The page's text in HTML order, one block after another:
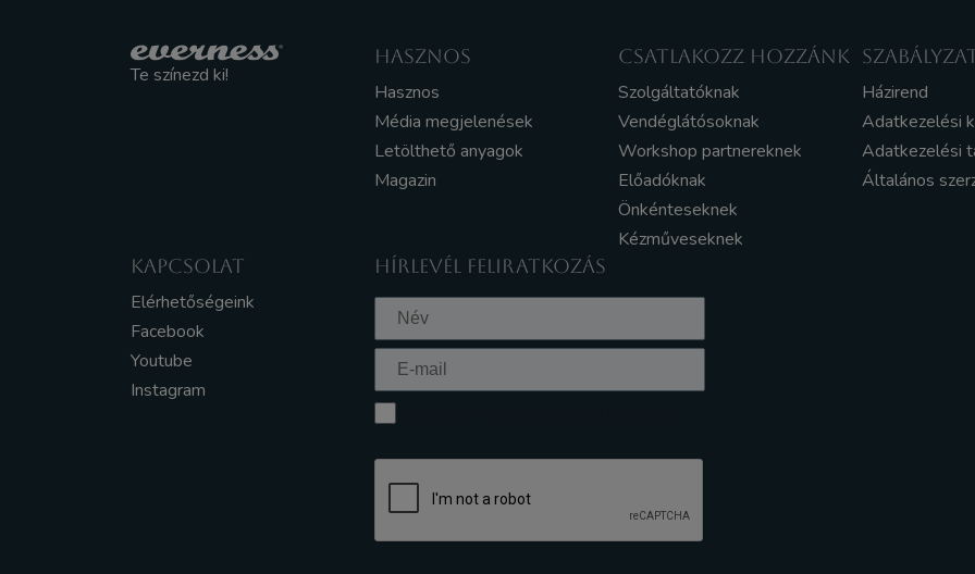
Te színezd ki!
HASZNOS
Hasznos
Média megjelenések
Letölthető anyagok
Magazin
CSATLAKOZZ HOZZÁNK
Szolgáltatóknak
Vendéglátósoknak
Workshop partnereknek
Előadóknak
Önkénteseknek
Kézműveseknek
Házirend
Adatkezelési
Adatkezelési
Általános
KAPCSOLAT
Elérhetőségeink
Facebook
Youtube
Instagram
HÍRLEVÉL FELIRATKOZÁS